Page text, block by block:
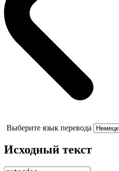
Выберите язык перевода
Исходный текст